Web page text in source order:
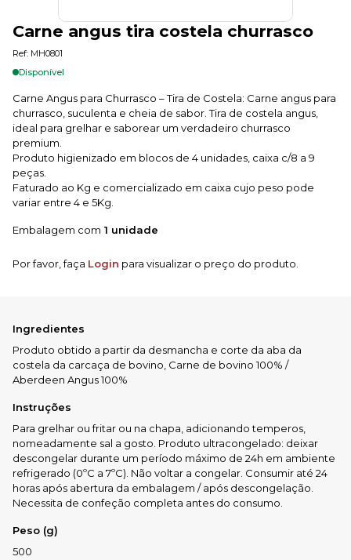
Carne angus tira costela churrasco
Ref: MH0801
Disponível
Carne Angus para Churrasco – Tira de Costela: Carne angus para
churrasco, suculenta e cheia de sabor. Tira de costela angus,
ideal para grelhar e saborear um verdadeiro churrasco
premium.
Produto higienizado em blocos de 4 unidades, caixa c/8 a 9
peças.
Faturado ao Kg e comercializado em caixa cujo peso pode
variar entre 4 e 5Kg.
Embalagem com 1 unidade
Por favor, faça Login para visualizar o preço do produto.
Ingredientes
Produto obtido a partir da desmancha e corte da aba da
costela da carcaça de bovino, Carne de bovino 100% /
Aberdeen Angus 100%
Instruções
Para grelhar ou fritar ou na chapa, adicionando temperos,
nomeadamente sal a gosto. Produto ultracongelado: deixar
descongelar durante um período máximo de 24h em ambiente
refrigerado (0ºC a 7ºC). Não voltar a congelar. Consumir até 24
horas após abertura da embalagem / após descongelação.
Necessita de confeção completa antes do consumo.
Peso (g)
500